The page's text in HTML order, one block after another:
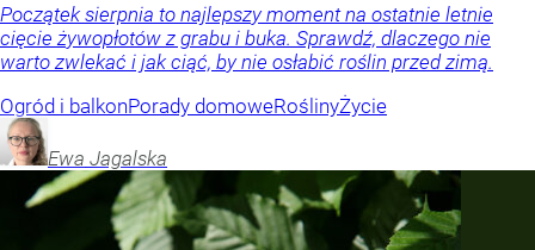
Początek sierpnia to najlepszy moment na ostatnie letnie
cięcie żywopłotów z grabu i buka. Sprawdź, dlaczego nie
warto zwlekać i jak ciąć, by nie osłabić roślin przed zimą.
Ogród i balkonPorady domoweRoślinyŻycie
Ewa Jagalska